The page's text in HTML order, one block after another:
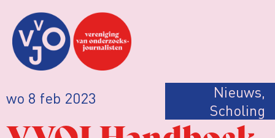
wo 8 feb 2023 Nieuws,
Scholing